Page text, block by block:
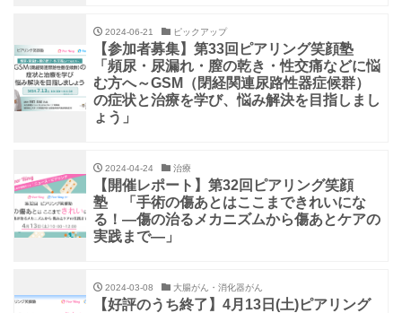
2024-06-21 ピックアップ
【参加者募集】第33回ピアリング笑顔塾
「頻尿・尿漏れ・膣の乾き・性交痛などに悩
む方へ～GSM（閉経関連尿路性器症候群）
の症状と治療を学び、悩み解決を目指しまし
ょう」
2024-04-24 治療
【開催レポート】第32回ピアリング笑顔
塾 「手術の傷あとはここまできれいにな
る！―傷の治るメカニズムから傷あとケアの
実践まで―」
2024-03-08 大腸がん・消化器がん
【好評のうち終了】4月13日(土)ピアリング